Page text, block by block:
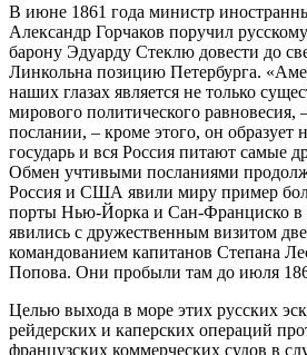
В июне 1861 года министр
Александр Горчаков поручил
барону Эдуарду Стеклю довести до
Линкольна позицию Петербурга.
наших глазах является не только
мирового политического равновесия,
послании, – кроме этого, он
государь и вся Россия питают самые
Обмен учтивыми посланиями
Россия и США явили миру пример
порты Нью-Йорка и Сан-Франциско в
явились с дружественным визитом
командованием капитанов Степана
Попова. Они пробыли там до июля
Целью выхода в море этих русских
рейдерских и каперских операций
французских коммерческих судов в